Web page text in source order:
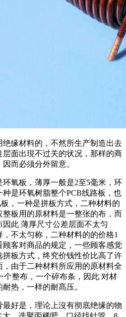
缘材料的，不然所生产制造出去
面出現不过关的状况，那样的商
而必须分外留意。
氧板，薄厚一般是2至5毫米，环
是环氧树脂整个PCB线路板，也
，一种是拼板方式，二种材料的
板用的原材料是一整张的布，而
此 薄厚尺寸公差层面不太匀
不太匀称，二种材料的的价格1
客对商品的规定，一些顾客感觉
板方式，终究价钱性价比高了许
由于二种材料所应用的原材料全
个整布，一个碎布条，因此 对材
热，一样的耐髙压。
好是，理论上沒有彻底绝缘的物